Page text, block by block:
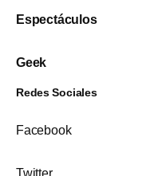
Espectáculos
Geek
Redes Sociales
Facebook
Twitter